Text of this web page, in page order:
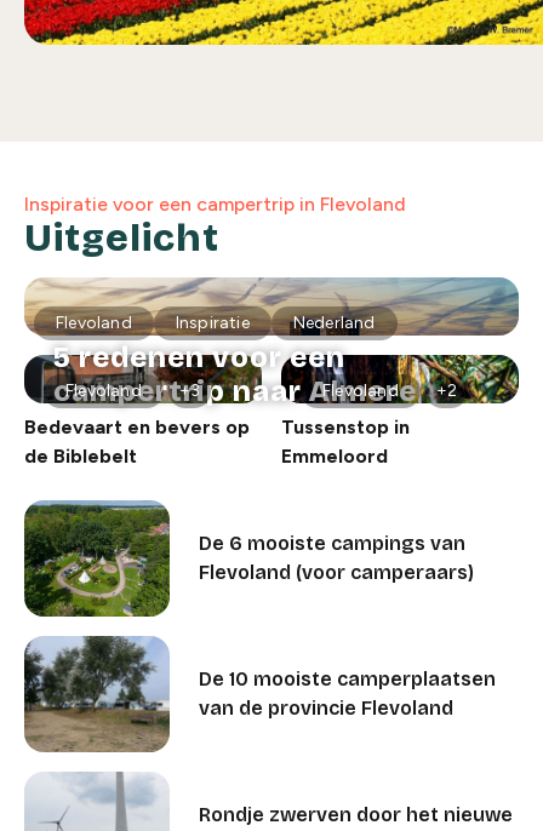
Inspiratie voor een campertrip in Flevoland
Uitgelicht
Flevoland Inspiratie Nederland
5 redenen voor een
campertrip naar Almere
Flevoland +3
Bedevaart en bevers op
de Biblebelt
Flevoland +2
Tussenstop in
Emmeloord
De 6 mooiste campings van
Flevoland (voor camperaars)
De 10 mooiste camperplaatsen
van de provincie Flevoland
Rondje zwerven door het nieuwe